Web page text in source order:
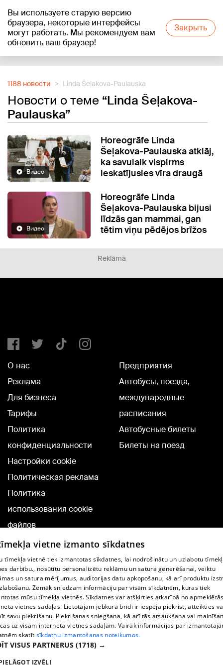
Вы используете старую версию
браузера, некоторые интерфейсы
могут работать. Мы рекомендуем вам
обновить ваш браузер!
Закрыть
+24°C
1188 новости Linda Šeļakova-Paulauska
Новости о теме “Linda Šeļakova-
Paulauska”
Видео
Horeogrāfe Linda
Šeļakova-Paulauska atklāj,
ka savulaik vispirms
ieskatījusies vīra draugā
Видео
Horeogrāfe Linda
Šeļakova-Paulauska bijusi
līdzās gan mammai, gan
tētim viņu pēdējos brīžos
Reklāma
О нас
Реклама
Для бизнеса
Тарифы
Политика
конфиденциальности
Настройки cookie
Политическая реклама
Политика
использования cookie
файлов
Добавление
комментариев
Предприятия
Автобусы, поезда,
международные
расписания
Автобусные билеты
Билеты на поезд
TВ-программа
Условия договора
360 Ziņu kontakti
Helio Media
Служба помощи портала: э-почта -
vietne izmanto sīkdatnes
tīmekļa vietnē tiek izmantotas sīkdatnes, lai nodrošinātu un uzlabotu
darbību., nosūtītu personalizētu reklāmu un satura ģenerēšanai, veiktu
un satura mērījumus, auditorijas datu apkopošanu, kā arī produktu
Zemāk sniedzam informāciju par visām sīkdatnēm, kuras tiek
mūsu tīmekļa vietnēs. Sīkdatnes var atšķirties atkarībā no
vietnes sadaļas. Lietotājam jebkurā brīdī ir iespēja piekrist, atteikties
savu piekrišanu. Piekrišanas sniegšana, kā arī tās atsaukšana vai
uz visām interneta vietnes sadaļām. Vairāk informācijas par
skatīt sīkdatņu izmantošanas noteikumos.
VISUS PARTNERUS (1718) →
IZVĒLI